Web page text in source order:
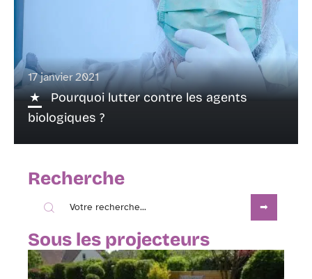
17 janvier 2021
Pourquoi lutter contre les agents
biologiques ?
Recherche
Sous les projecteurs